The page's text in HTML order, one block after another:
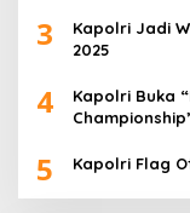
3
Kapolri Jadi
2025
4
Kapolri Buka
5 Kapolri Flag